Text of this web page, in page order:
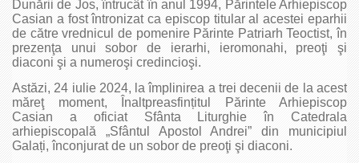
Dunării de Jos, întrucât în anul 1994, Părintele Arhiepiscop
Casian a fost întronizat ca episcop titular al acestei eparhii
de către vrednicul de pomenire Părinte Patriarh Teoctist, în
prezenţa unui sobor de ierarhi, ieromonahi, preoţi şi
diaconi şi a numeroşi credincioşi.
Astăzi, 24 iulie 2024, la împlinirea a trei decenii de la acest
măreţ moment, Înaltpreasfințitul Părinte Arhiepiscop
Casian a oficiat Sfânta Liturghie în Catedrala
arhiepiscopală „Sfântul Apostol Andrei” din municipiul
Galați, înconjurat de un sobor de preoţi şi diaconi.